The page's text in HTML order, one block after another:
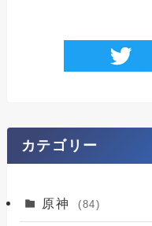
カテゴリー
原神 (84)